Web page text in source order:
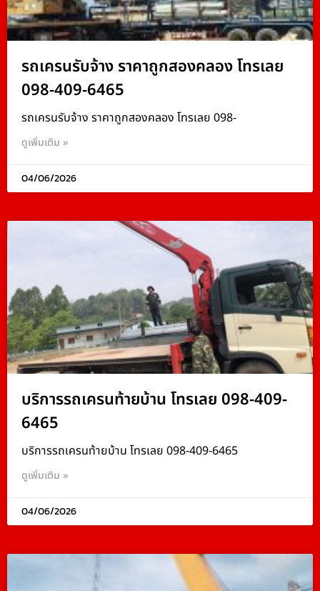
รถเครนรับจ้าง ราคาถูกสองคลอง โทรเลย
098-409-6465
รถเครนรับจ้าง ราคาถูกสองคลอง โทรเลย 098-
ดูเพิ่มเติม »
04/06/2026
บริการรถเครนท้ายบ้าน โทรเลย 098-409-
6465
บริการรถเครนท้ายบ้าน โทรเลย 098-409-6465
ดูเพิ่มเติม »
04/06/2026